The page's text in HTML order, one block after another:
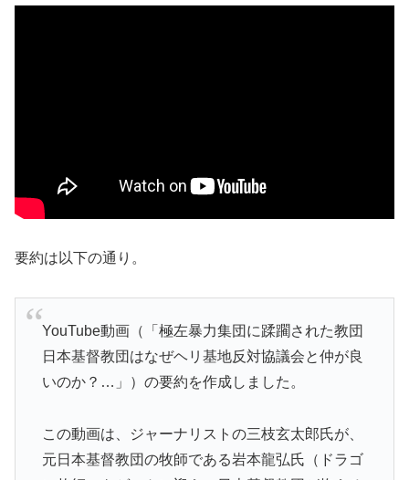
要約は以下の通り。
YouTube動画（「極左暴力集団に蹂躙された教団
日本基督教団はなぜヘリ基地反対協議会と仲が良
いのか？…」）の要約を作成しました。
この動画は、ジャーナリストの三枝玄太郎氏が、
元日本基督教団の牧師である岩本龍弘氏（ドラゴ